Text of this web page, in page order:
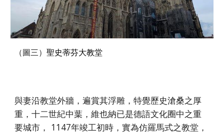
（圖三）聖史蒂芬大教堂
與妻沿教堂外牆，遍賞其浮雕，特覺歷史滄桑之厚
重，十二世紀中葉，維也納已是德語文化圈中之重
要城市， 1147年竣工初時，實為仿羅馬式之教堂，